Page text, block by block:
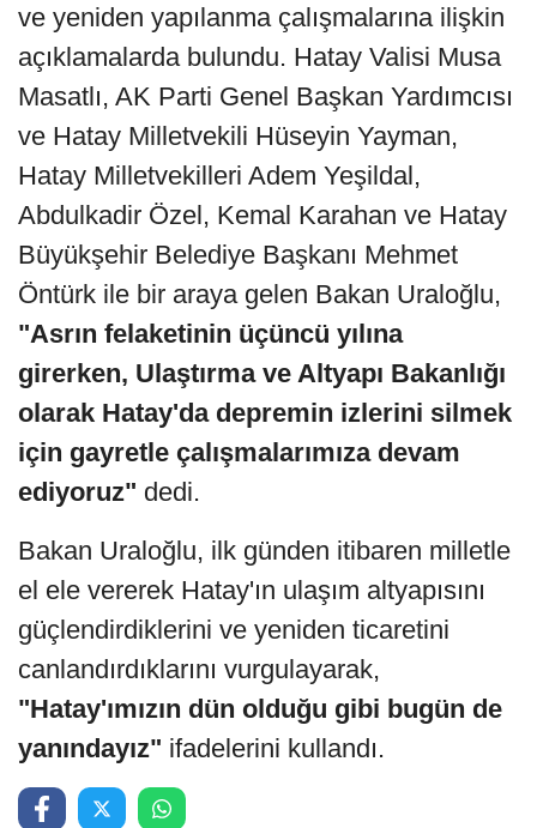
ve yeniden yapılanma çalışmalarına ilişkin
açıklamalarda bulundu. Hatay Valisi Musa
Masatlı, AK Parti Genel Başkan Yardımcısı
ve Hatay Milletvekili Hüseyin Yayman,
Hatay Milletvekilleri Adem Yeşildal,
Abdulkadir Özel, Kemal Karahan ve Hatay
Büyükşehir Belediye Başkanı Mehmet
Öntürk ile bir araya gelen Bakan Uraloğlu,
"Asrın felaketinin üçüncü yılına
girerken, Ulaştırma ve Altyapı Bakanlığı
olarak Hatay'da depremin izlerini silmek
için gayretle çalışmalarımıza devam
ediyoruz" dedi.
Bakan Uraloğlu, ilk günden itibaren milletle
el ele vererek Hatay'ın ulaşım altyapısını
güçlendirdiklerini ve yeniden ticaretini
canlandırdıklarını vurgulayarak,
"Hatay'ımızın dün olduğu gibi bugün de
yanındayız" ifadelerini kullandı.